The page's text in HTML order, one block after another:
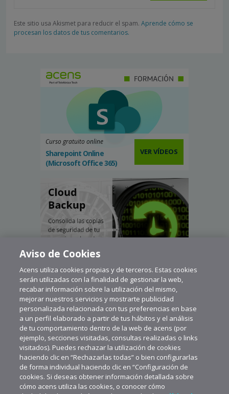
Este sitio usa Akismet para reducir el spam. Aprende cómo se
procesan los datos de tus comentarios.
Curso gratuito online
Sharepoint Online
(Microsoft Office 365)
VER VÍDEOS
Aviso de Cookies
Acens utiliza cookies propias y de terceros. Estas cookies
serán utilizadas con la finalidad de gestionar la web,
recabar información sobre la utilización del mismo,
mejorar nuestros servicios y mostrarte publicidad
personalizada relacionada con tus preferencias en base
a un perfil elaborado a partir de tus hábitos y el análisis
de tu comportamiento dentro de la web de acens (por
ejemplo, secciones visitadas, consultas realizadas o links
visitados). Puedes rechazar la utilización de cookies
haciendo clic en “Rechazarlas todas” o bien configurarlas
de forma individual haciendo clic en “Configuración de
cookies. Si deseas obtener información detallada sobre
cómo acens utiliza las cookies, o conocer cómo